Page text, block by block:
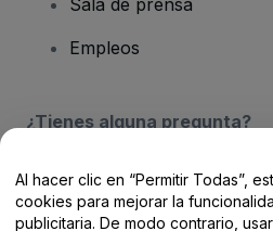
Sala de prensa
Empleos
¿Tienes alguna pregunta?
Centro de Ayuda /
Al hacer clic en “Permitir Todas”,
cookies para mejorar la
publicitaria. De modo contrario,